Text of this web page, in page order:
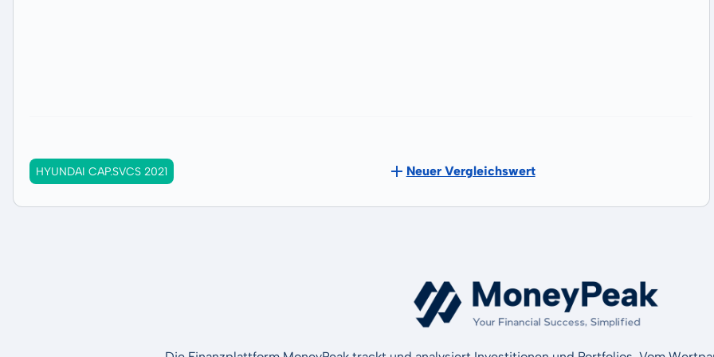
HYUNDAI CAP.SVCS 2021 Neuer Vergleichswert